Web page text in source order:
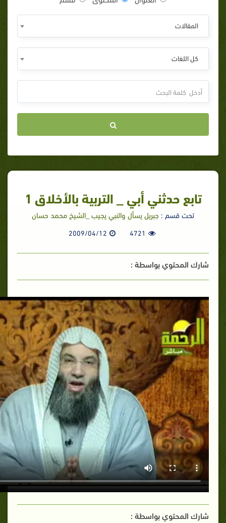
المقالات
كل اللغات
تابع حدثني أبي _ التربية بالأخلاق 1
تحت قسم : جبريل يسأل والنبي يجيب _الشيخ محمد حسان
4721
2009/04/12
شارك المحتوي بواسطة :
شارك المحتوي بواسطة :